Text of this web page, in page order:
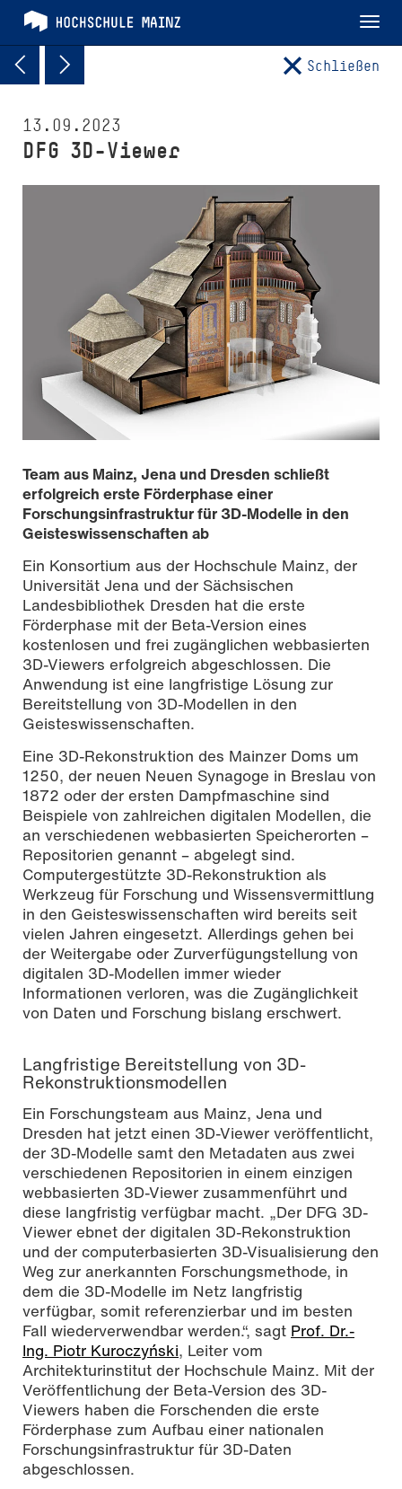
Schließen
13.09.2023
DFG 3D-Viewer
Zerstörte Holzsynagoge in Wolpa im heutigen Belarus
(Copyright: Warsaw University of Technology, Katarzyna
Prokopiuk, 2022)
Team aus Mainz, Jena und Dresden schließt
erfolgreich erste Förderphase einer
Forschungsinfrastruktur für 3D-Modelle in den
Geisteswissenschaften ab
Ein Konsortium aus der Hochschule Mainz, der
Universität Jena und der Sächsischen
Landesbibliothek Dresden hat die erste
Förderphase mit der Beta-Version eines
kostenlosen und frei zugänglichen webbasierten
3D-Viewers erfolgreich abgeschlossen. Die
Anwendung ist eine langfristige Lösung zur
Bereitstellung von 3D-Modellen in den
Geisteswissenschaften.
Eine 3D-Rekonstruktion des Mainzer Doms um
1250, der neuen Neuen Synagoge in Breslau von
1872 oder der ersten Dampfmaschine sind
Beispiele von zahlreichen digitalen Modellen, die
an verschiedenen webbasierten Speicherorten –
Repositorien genannt – abgelegt sind.
Computergestützte 3D-Rekonstruktion als
Werkzeug für For­schung und Wissensvermittlung
in den Geisteswissenschaften wird bereits seit
vielen Jahren eingesetzt. Allerdings gehen bei
der Weitergabe oder Zurverfügungstellung von
digitalen 3D-Modellen immer wieder
Informationen verloren, was die Zugänglichkeit
von Daten und Forschung bislang erschwert.
Langfristige Bereitstellung von 3D-
Rekonstruktionsmodellen
Ein Forschungsteam aus Mainz, Jena und
Dresden hat jetzt einen 3D-Viewer veröffentlicht,
der 3D-Modelle samt den Metadaten aus zwei
verschiedenen Repositorien in einem einzigen
webbasierten 3D-Viewer zusammenführt und
diese langfristig verfügbar macht. „Der DFG 3D-
Viewer ebnet der digitalen 3D-Rekonstruktion
und der computerbasierten 3D-Visualisierung den
Weg zur anerkannten Forschungsmethode, in
dem die 3D-Modelle im Netz langfristig
verfügbar, somit referenzierbar und im besten
Fall wiederverwendbar werden.“, sagt Prof. Dr.-
Ing. Piotr Kuroczyński, Leiter vom
Architekturinstitut der Hochschule Mainz. Mit der
Veröffentlichung der Beta-Version des 3D-
Viewers haben die Forschenden die erste
Förderphase zum Aufbau einer nationalen
Forschungsinfrastruktur für 3D-Daten
abgeschlossen.